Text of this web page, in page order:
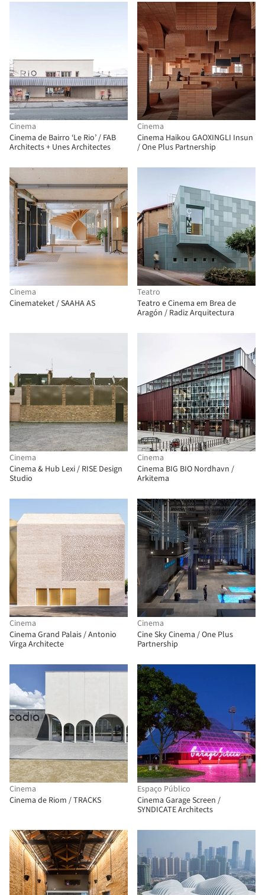
Cinema
Cinema de Bairro ‘Le Rio’ / FAB
Architects + Unes Architectes
Cinema
Cinema Haikou GAOXINGLI Insun
/ One Plus Partnership
Cinema
Cinemateket / SAAHA AS
Teatro
Teatro e Cinema em Brea de
Aragón / Radiz Arquitectura
Cinema
Cinema & Hub Lexi / RISE Design
Studio
Cinema
Cinema BIG BIO Nordhavn /
Arkitema
Cinema
Cinema Grand Palais / Antonio
Virga Architecte
Cinema
Cine Sky Cinema / One Plus
Partnership
Cinema
Cinema de Riom / TRACKS
Espaço Público
Cinema Garage Screen /
SYNDICATE Architects